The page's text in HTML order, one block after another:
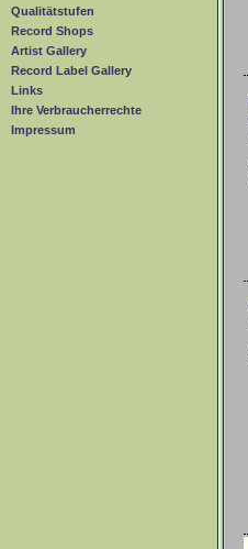
Qualitätstufen
Record Shops
Artist Gallery
Record Label Gallery
Links
Ihre Verbraucherrechte
Impressum